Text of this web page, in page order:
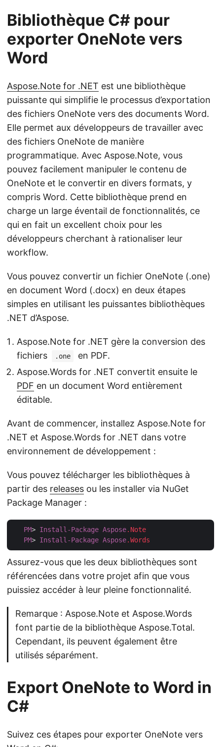
Bibliothèque C# pour
exporter OneNote vers
Word
Aspose.Note for .NET est une bibliothèque
puissante qui simplifie le processus d’exportation
des fichiers OneNote vers des documents Word.
Elle permet aux développeurs de travailler avec
des fichiers OneNote de manière
programmatique. Avec Aspose.Note, vous
pouvez facilement manipuler le contenu de
OneNote et le convertir en divers formats, y
compris Word. Cette bibliothèque prend en
charge un large éventail de fonctionnalités, ce
qui en fait un excellent choix pour les
développeurs cherchant à rationaliser leur
workflow.
Vous pouvez convertir un fichier OneNote (.one)
en document Word (.docx) en deux étapes
simples en utilisant les puissantes bibliothèques
.NET d’Aspose.
Aspose.Note for .NET gère la conversion des
fichiers
.one
en PDF.
Aspose.Words for .NET convertit ensuite le
PDF en un document Word entièrement
éditable.
Avant de commencer, installez Aspose.Note for
.NET et Aspose.Words for .NET dans votre
environnement de développement :
Vous pouvez télécharger les bibliothèques à
partir des releases ou les installer via NuGet
Package Manager :
PM> Install-Package Aspose.Note
PM> Install-Package Aspose.Words
Assurez-vous que les deux bibliothèques sont
référencées dans votre projet afin que vous
puissiez accéder à leur pleine fonctionnalité.
Remarque : Aspose.Note et Aspose.Words
font partie de la bibliothèque Aspose.Total.
Cependant, ils peuvent également être
utilisés séparément.
Export OneNote to Word in
C#
Suivez ces étapes pour exporter OneNote vers